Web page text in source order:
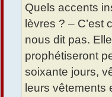
Quels accents
lèvres ? – C’est
nous dit pas.
prophétiseront
soixante jours,
leurs vêtements